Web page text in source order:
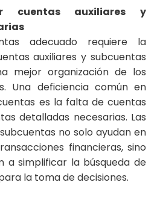
cuentas auxiliares y
adecuado requiere la
auxiliares y subcuentas
mejor organización de los
Una deficiencia común en
es la falta de cuentas
detalladas necesarias. Las
no solo ayudan en
financieras, sino
a simplificar la búsqueda de
la toma de decisiones.